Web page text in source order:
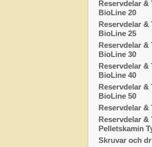
Reservdelar &
BioLine 20
Reservdelar &
BioLine 25
Reservdelar &
BioLine 30
Reservdelar &
BioLine 40
Reservdelar &
BioLine 50
Reservdelar
Reservdelar &
Pelletskamin
Skruvar och